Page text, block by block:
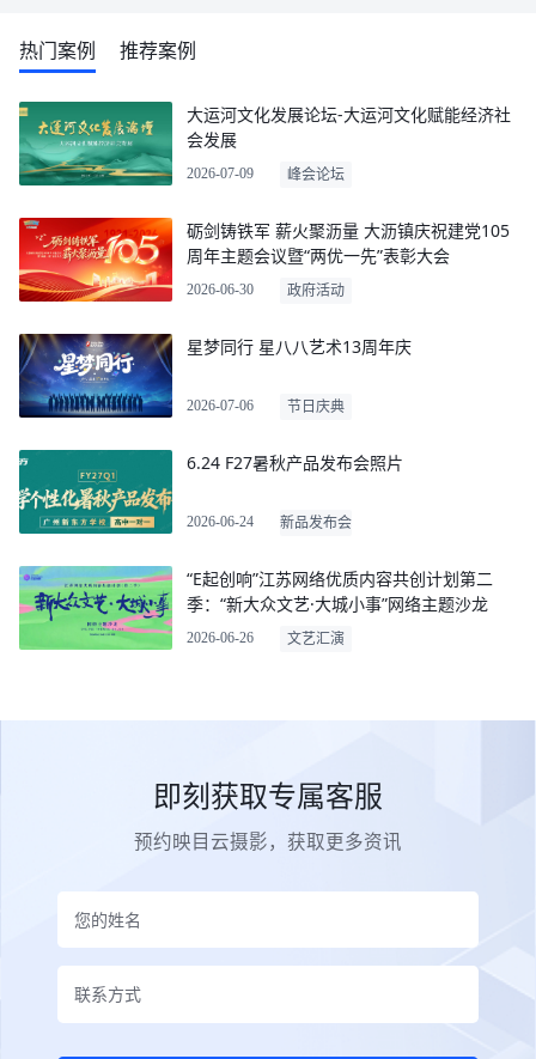
热门案例 推荐案例
大运河文化发展论坛-大运河文化赋能经济社
会发展
2026-07-09 峰会论坛
砺剑铸铁军 薪火聚沥量 大沥镇庆祝建党105
周年主题会议暨“两优一先”表彰大会
2026-06-30 政府活动
星梦同行 星八八艺术13周年庆
2026-07-06 节日庆典
6.24 F27暑秋产品发布会照片
2026-06-24 新品发布会
“E起创响”江苏网络优质内容共创计划第二
季：“新大众文艺·大城小事”网络主题沙龙
2026-06-26 文艺汇演
即刻获取专属客服
预约映目云摄影，获取更多资讯